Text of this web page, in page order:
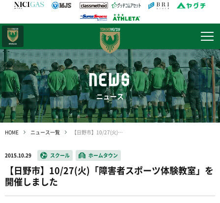
NEWS
ニュース
HOME ニュース一覧 【日野市】10/27(火)「障害者スポーツ体験教室」を開催しました
2015.10.29 スクール ホームタウン
【日野市】10/27(火)「障害者スポーツ体験教室」を
開催しました